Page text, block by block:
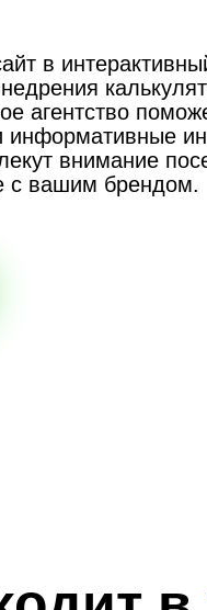
в
агентство
информативные
внимание
с вашим брендом.